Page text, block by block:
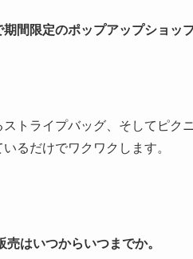
間限定のポップアップショッ
ストライプバッグ、そしてピク
るだけでワクワクします。
売はいつからいつまでか。